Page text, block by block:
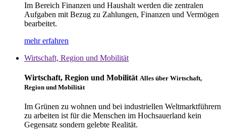
Im Bereich Finanzen und Haushalt werden die zentralen
Aufgaben mit Bezug zu Zahlungen, Finanzen und Vermögen
bearbeitet.
mehr erfahren
Wirtschaft, Region und Mobilität
Wirtschaft, Region und Mobilität Alles über Wirtschaft,
Region und Mobilität
Im Grünen zu wohnen und bei industriellen Weltmarktführern
zu arbeiten ist für die Menschen im Hochsauerland kein
Gegensatz sondern gelebte Realität.